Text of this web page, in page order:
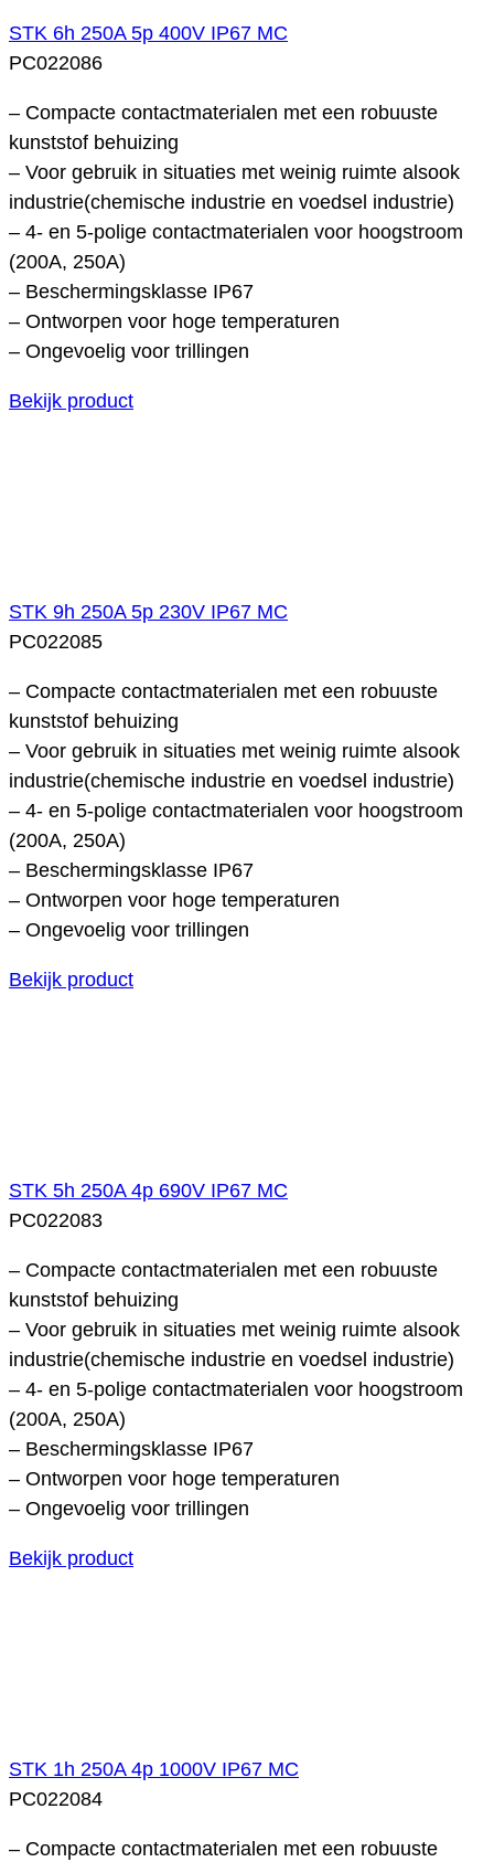
STK 6h 250A 5p 400V IP67 MC
PC022086
– Compacte contactmaterialen met een robuuste
kunststof behuizing
– Voor gebruik in situaties met weinig ruimte alsook
industrie(chemische industrie en voedsel industrie)
– 4- en 5-polige contactmaterialen voor hoogstroom
(200A, 250A)
– Beschermingsklasse IP67
– Ontworpen voor hoge temperaturen
– Ongevoelig voor trillingen
Bekijk product
STK 9h 250A 5p 230V IP67 MC
PC022085
– Compacte contactmaterialen met een robuuste
kunststof behuizing
– Voor gebruik in situaties met weinig ruimte alsook
industrie(chemische industrie en voedsel industrie)
– 4- en 5-polige contactmaterialen voor hoogstroom
(200A, 250A)
– Beschermingsklasse IP67
– Ontworpen voor hoge temperaturen
– Ongevoelig voor trillingen
Bekijk product
STK 5h 250A 4p 690V IP67 MC
PC022083
– Compacte contactmaterialen met een robuuste
kunststof behuizing
– Voor gebruik in situaties met weinig ruimte alsook
industrie(chemische industrie en voedsel industrie)
– 4- en 5-polige contactmaterialen voor hoogstroom
(200A, 250A)
– Beschermingsklasse IP67
– Ontworpen voor hoge temperaturen
– Ongevoelig voor trillingen
Bekijk product
STK 1h 250A 4p 1000V IP67 MC
PC022084
– Compacte contactmaterialen met een robuuste